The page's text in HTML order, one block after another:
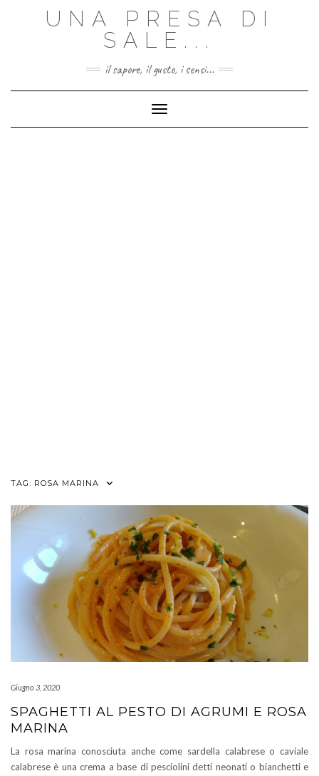
UNA PRESA DI
SALE...
il sapore, il gusto, i sensi...
Toggle Navigation
TAG: ROSA MARINA
Giugno 3, 2020
SPAGHETTI AL PESTO DI AGRUMI E ROSA
MARINA
La rosa marina conosciuta anche come sardella calabrese o caviale
calabrese è una crema a base di pesciolini detti neonati o bianchetti e